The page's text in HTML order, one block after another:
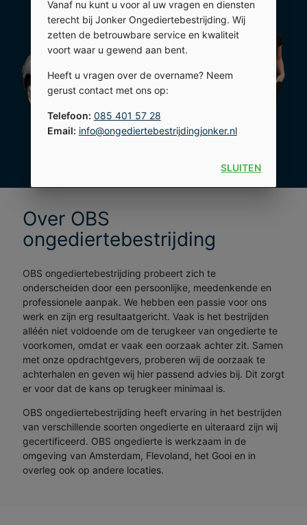
Over OBS
ongediertebestrijding
OBS ongediertebestrijding probeert zich te
onderscheiden door een persoonlijke, meedenkende en
professionele aanpak. We hebben een passie voor ons
werk en zijn erg resultaatgericht. Vaak is het bestrijden
alléén niet voldoende om de terugkeer van ongedierte te
voorkomen, omdat er vaak een oorzaak achter zit. Samen
met onze opdrachtgevers, proberen wij de oorzaak te
achterhalen en geven wij hier passend advies bij. Dit zorgt
er voor dat de kans op terugkeer minimaal is.
OBS ongediertebestrijding heeft ervaring in het bestrijden
van verschillende soorten ongedierte en uiteraard zijn wij
gecertificeerd. OBS ongedierte is werkzaam in de
omgeving van Amsterdam, Flevoland, het Gooi en in
overleg ook op andere locaties.
Vanaf nu kunt u voor al uw vragen en diensten
terecht bij Jonker Ongediertebestrijding. Wij
zetten de betrouwbare service en kwaliteit
voort waar u gewend aan bent.
Heeft u vragen over de overname? Neem
gerust contact met ons op:
Telefoon: 085 401 57 28
Email: info@ongediertebestrijdingjonker.nl
SLUITEN